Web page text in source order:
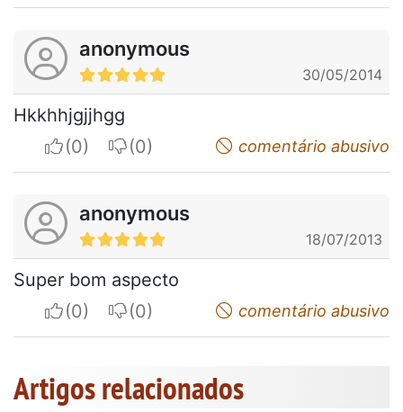
anonymous
30/05/2014
Hkkhhjgjjhgg
I apreciateI do not appreciatecomentário abusivo
anonymous
18/07/2013
Super bom aspecto
I apreciateI do not appreciatecomentário abusivo
Artigos relacionados